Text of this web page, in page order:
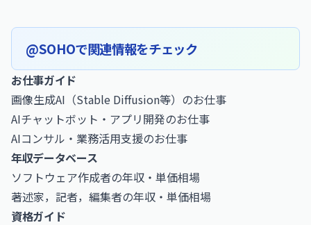
@SOHOで関連情報をチェック
お仕事ガイド
画像生成AI（Stable Diffusion等）のお仕事
AIチャットボット・アプリ開発のお仕事
AIコンサル・業務活用支援のお仕事
年収データベース
ソフトウェア作成者の年収・単価相場
著述家，記者，編集者の年収・単価相場
資格ガイド